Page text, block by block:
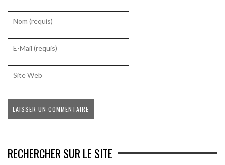
RECHERCHER SUR LE SITE